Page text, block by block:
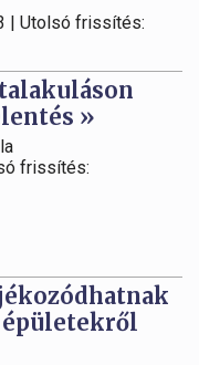
| Utolsó frissítés:
»
frissítés:
épületekről